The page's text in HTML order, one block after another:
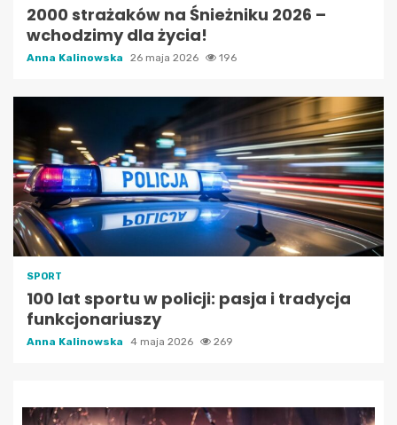
2000 strażaków na Śnieżniku 2026 –
wchodzimy dla życia!
Anna Kalinowska 26 maja 2026 196
SPORT
100 lat sportu w policji: pasja i tradycja
funkcjonariuszy
Anna Kalinowska 4 maja 2026 269